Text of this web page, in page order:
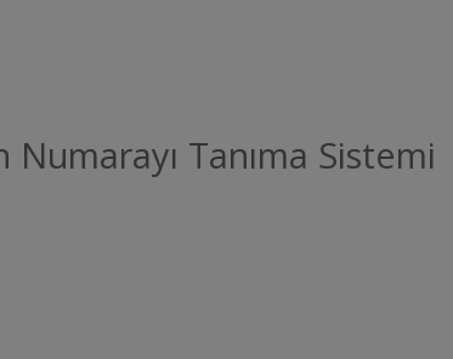
Tanıma Sistemi